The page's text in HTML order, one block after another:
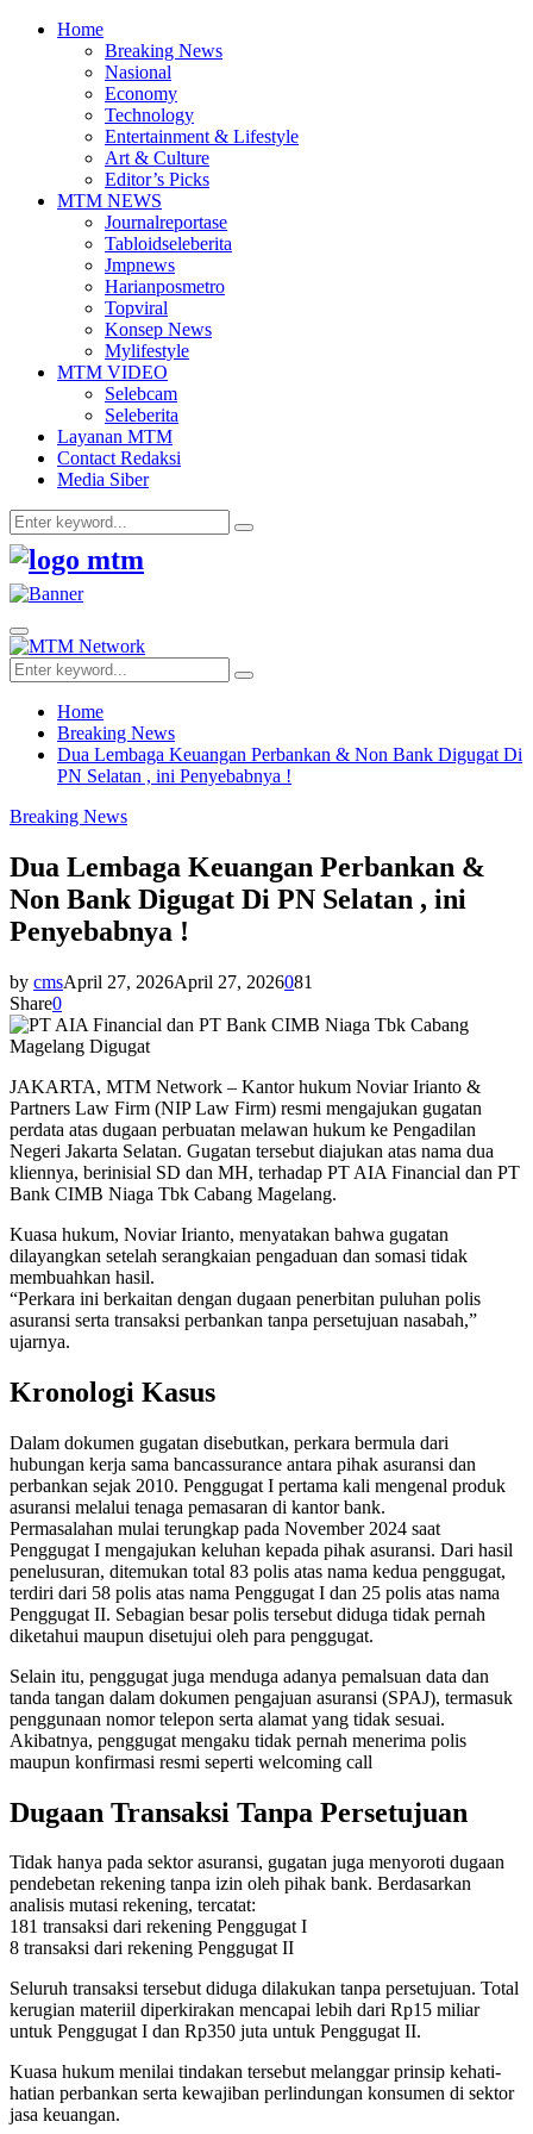
Home
Breaking News
Nasional
Economy
Technology
Entertainment & Lifestyle
Art & Culture
Editor’s Picks
MTM NEWS
Journalreportase
Tabloidseleberita
Jmpnews
Harianposmetro
Topviral
Konsep News
Mylifestyle
MTM VIDEO
Selebcam
Seleberita
Layanan MTM
Contact Redaksi
Media Siber
Search
for:
Search
Facebook
Twitter
Youtube
Primary
Menu
Search
for:
Search
Home
Breaking News
Dua Lembaga Keuangan Perbankan & Non Bank Digugat Di
PN Selatan , ini Penyebabnya !
Breaking News
Dua Lembaga Keuangan Perbankan &
Non Bank Digugat Di PN Selatan , ini
Penyebabnya !
by cmsApril 27, 2026April 27, 2026081
Share0
JAKARTA, MTM Network – Kantor hukum Noviar Irianto &
Partners Law Firm (NIP Law Firm) resmi mengajukan gugatan
perdata atas dugaan perbuatan melawan hukum ke Pengadilan
Negeri Jakarta Selatan. Gugatan tersebut diajukan atas nama dua
kliennya, berinisial SD dan MH, terhadap PT AIA Financial dan PT
Bank CIMB Niaga Tbk Cabang Magelang.
Kuasa hukum, Noviar Irianto, menyatakan bahwa gugatan
dilayangkan setelah serangkaian pengaduan dan somasi tidak
membuahkan hasil.
“Perkara ini berkaitan dengan dugaan penerbitan puluhan polis
asuransi serta transaksi perbankan tanpa persetujuan nasabah,”
ujarnya.
Kronologi Kasus
Dalam dokumen gugatan disebutkan, perkara bermula dari
hubungan kerja sama bancassurance antara pihak asuransi dan
perbankan sejak 2010. Penggugat I pertama kali mengenal produk
asuransi melalui tenaga pemasaran di kantor bank.
Permasalahan mulai terungkap pada November 2024 saat
Penggugat I mengajukan keluhan kepada pihak asuransi. Dari hasil
penelusuran, ditemukan total 83 polis atas nama kedua penggugat,
terdiri dari 58 polis atas nama Penggugat I dan 25 polis atas nama
Penggugat II. Sebagian besar polis tersebut diduga tidak pernah
diketahui maupun disetujui oleh para penggugat.
Selain itu, penggugat juga menduga adanya pemalsuan data dan
tanda tangan dalam dokumen pengajuan asuransi (SPAJ), termasuk
penggunaan nomor telepon serta alamat yang tidak sesuai.
Akibatnya, penggugat mengaku tidak pernah menerima polis
maupun konfirmasi resmi seperti welcoming call
Dugaan Transaksi Tanpa Persetujuan
Tidak hanya pada sektor asuransi, gugatan juga menyoroti dugaan
pendebetan rekening tanpa izin oleh pihak bank. Berdasarkan
analisis mutasi rekening, tercatat:
181 transaksi dari rekening Penggugat I
8 transaksi dari rekening Penggugat II
Seluruh transaksi tersebut diduga dilakukan tanpa persetujuan. Total
kerugian materiil diperkirakan mencapai lebih dari Rp15 miliar
untuk Penggugat I dan Rp350 juta untuk Penggugat II.
Kuasa hukum menilai tindakan tersebut melanggar prinsip kehati-
hatian perbankan serta kewajiban perlindungan konsumen di sektor
jasa keuangan.